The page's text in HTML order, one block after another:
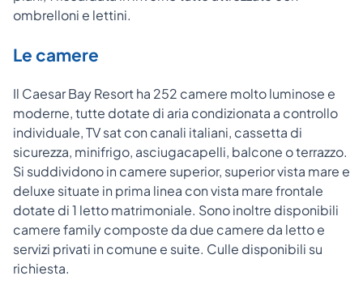
ombrelloni e lettini.
Le camere
Il Caesar Bay Resort ha 252 camere molto luminose e
moderne, tutte dotate di aria condizionata a controllo
individuale, TV sat con canali italiani, cassetta di
sicurezza, minifrigo, asciugacapelli, balcone o terrazzo.
Si suddividono in camere superior, superior vista mare e
deluxe situate in prima linea con vista mare frontale
dotate di 1 letto matrimoniale. Sono inoltre disponibili
camere family composte da due camere da letto e
servizi privati in comune e suite. Culle disponibili su
richiesta.